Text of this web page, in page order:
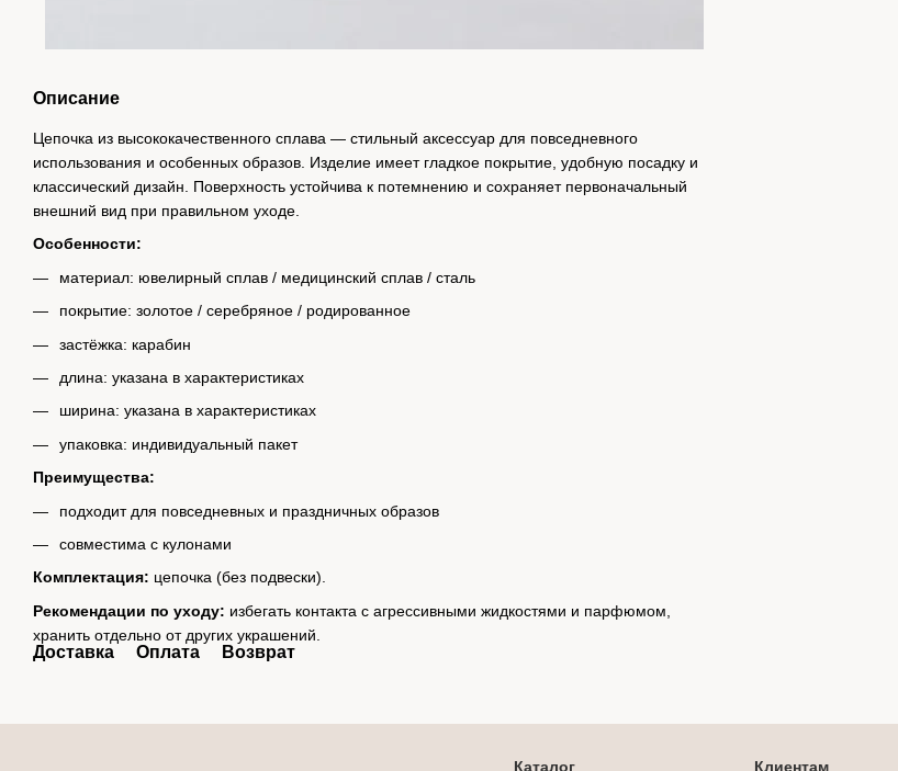
Описание
Цепочка из высококачественного сплава — стильный аксессуар для повседневного
использования и особенных образов. Изделие имеет гладкое покрытие, удобную посадку и
классический дизайн. Поверхность устойчива к потемнению и сохраняет первоначальный
внешний вид при правильном уходе.
Особенности:
материал: ювелирный сплав / медицинский сплав / сталь
покрытие: золотое / серебряное / родированное
застёжка: карабин
длина: указана в характеристиках
ширина: указана в характеристиках
упаковка: индивидуальный пакет
Преимущества:
подходит для повседневных и праздничных образов
совместима с кулонами
Комплектация: цепочка (без подвески).
Рекомендации по уходу: избегать контакта с агрессивными жидкостями и парфюмом,
хранить отдельно от других украшений.
Доставка Оплата Возврат
Каталог Клиентам